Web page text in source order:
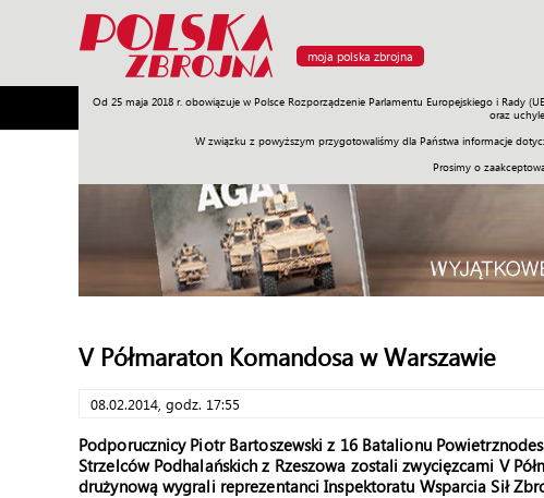
moja polska zbrojna
Od 25 maja 2018 r. obowiązuje w Polsce Rozporządzenie Parlamentu Europejskiego i Rady
oraz
W związku z powyższym przygotowaliśmy dla Państwa informacje
Prosimy o
Armia Poligon Sprzęt Misje Polityka Prawo Świat
V Półmaraton Komandosa w Warszawie
08.02.2014, godz. 17:55
Podporucznicy Piotr Bartoszewski z 16 Batalionu
Strzelców Podhalańskich z Rzeszowa zostali zwycięzcami V
drużynową wygrali reprezentanci Inspektoratu Wsparcia Sił